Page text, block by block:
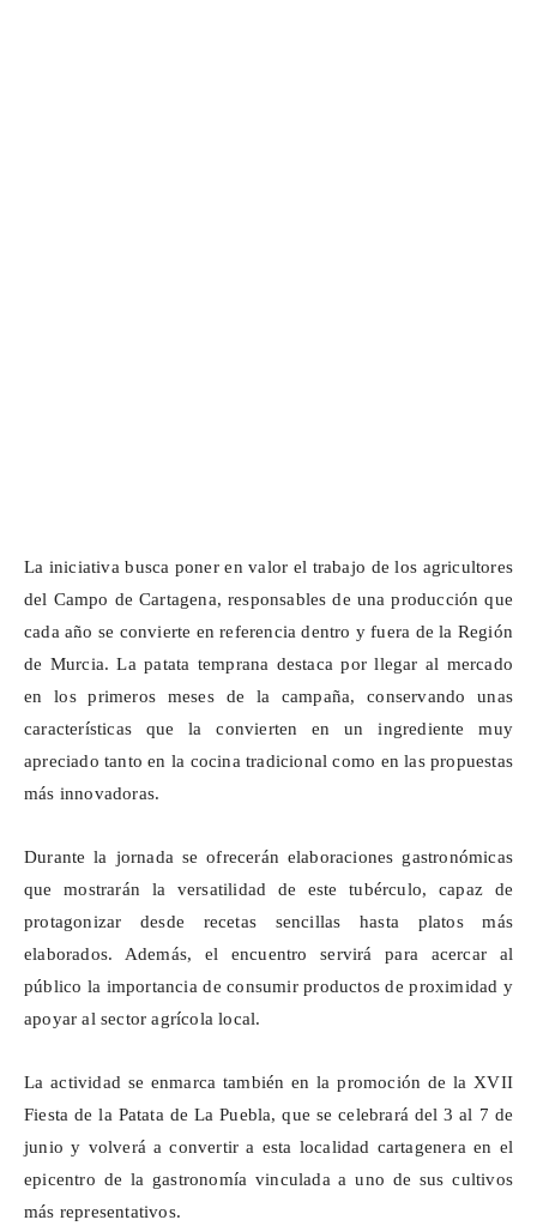
La iniciativa busca poner en valor el trabajo de los agricultores
del Campo de Cartagena, responsables de una producción que
cada año se convierte en referencia dentro y fuera de la Región
de Murcia. La patata temprana destaca por llegar al mercado
en los primeros meses de la campaña, conservando unas
características que la convierten en un ingrediente muy
apreciado tanto en la cocina tradicional como en las propuestas
más innovadoras.
Durante la jornada se ofrecerán elaboraciones gastronómicas
que mostrarán la versatilidad de este tubérculo, capaz de
protagonizar desde recetas sencillas hasta platos más
elaborados. Además, el encuentro servirá para acercar al
público la importancia de consumir productos de proximidad y
apoyar al sector agrícola local.
La actividad se enmarca también en la promoción de la XVII
Fiesta de la Patata de La Puebla, que se celebrará del 3 al 7 de
junio y volverá a convertir a esta localidad cartagenera en el
epicentro de la gastronomía vinculada a uno de sus cultivos
más representativos.